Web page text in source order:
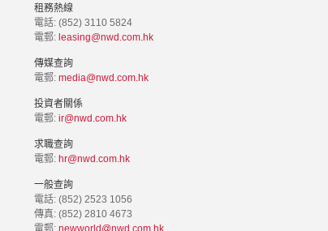
租務熱線
電話: (852) 3110 5824
電郵: leasing@nwd.com.hk
傳媒查詢
電郵: media@nwd.com.hk
投資者關係
電郵: ir@nwd.com.hk
求職查詢
電郵: hr@nwd.com.hk
一般查詢
電話: (852) 2523 1056
傳真: (852) 2810 4673
電郵: newworld@nwd.com.hk